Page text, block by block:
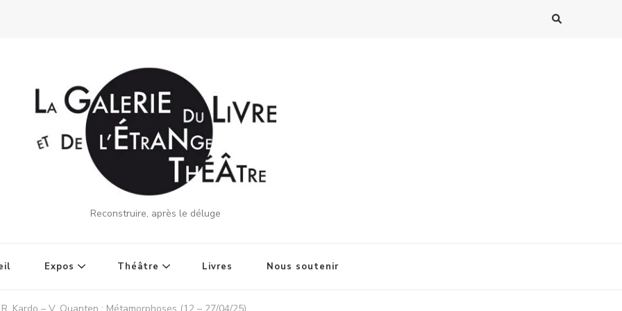
Reconstruire, après le déluge
Expos Théâtre Livres Nous soutenir